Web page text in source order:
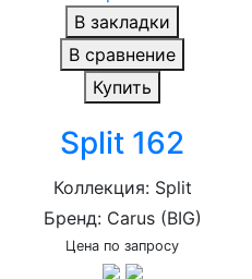
В закладки
В сравнение
Купить
Split 162
Коллекция: Split
Бренд: Carus (BIG)
Цена по запросу